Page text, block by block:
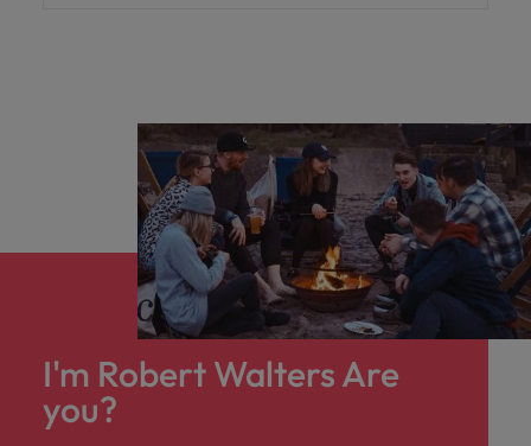
I'm Robert Walters Are
you?